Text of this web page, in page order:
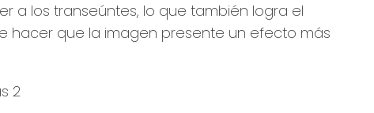
a los transeúntes, lo que también logra el
hacer que la imagen presente un efecto más